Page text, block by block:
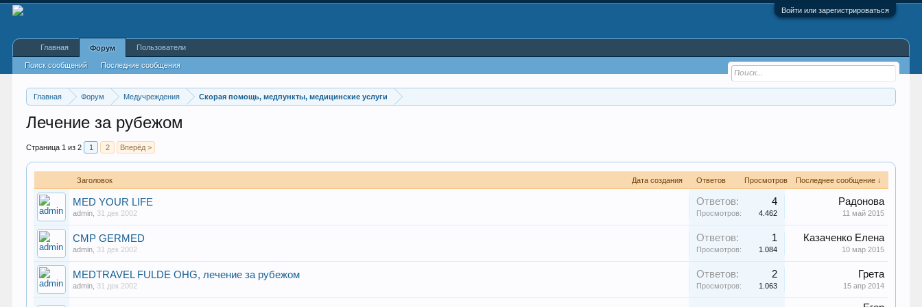
Войти или зарегистрироваться
Главная Форум Медучреждения Скорая помощь, медпункты, медицинские услуги
Лечение за рубежом
Страница 1 из 2 1 2 Вперёд >
Заголовок Дата создания Ответов Просмотров Последнее сообщение ↓
MED YOUR LIFE
admin 31 дек 2002
Ответов: 4
Просмотров: 4.462
Радонова
11 май 2015
CMP GERMED
admin 31 дек 2002
Ответов: 1
Просмотров: 1.084
Казаченко Елена
10 мар 2015
MEDTRAVEL FULDE OHG, лечение за рубежом
admin 31 дек 2002
Ответов: 2
Просмотров: 1.063
Грета
15 апр 2014
Главная Форум
Поиск сообщений Последние сообщения
Пользователи